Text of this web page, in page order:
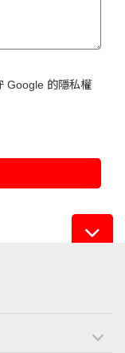
Google 的隱私權